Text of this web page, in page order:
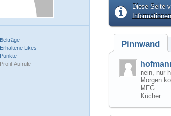
Beiträge
Erhaltene Likes
Punkte
Profil-Aufrufe
Diese Seite
Informationen
Pinnwand
nein, nur
Morgen
MFG
Kücher